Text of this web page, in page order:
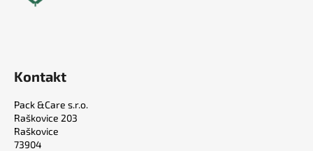
Kontakt
Pack &Care s.r.o.
Raškovice 203
Raškovice
73904